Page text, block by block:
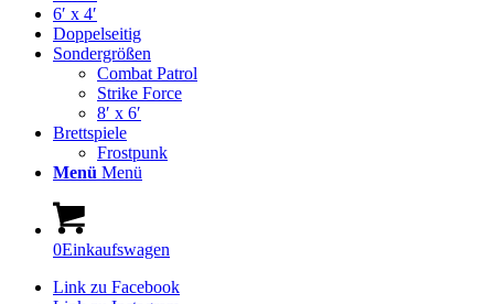
6′ x 4′
Doppelseitig
Sondergrößen
Combat Patrol
Strike Force
8′ x 6′
Brettspiele
Frostpunk
Menü Menü
0Einkaufswagen
Link zu Facebook